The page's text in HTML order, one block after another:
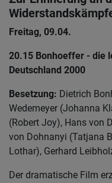
Freitag, 09.04.
20.15 Bonhoeffer - die
Deutschland 2000
Besetzung: Dietrich
Wedemeyer (Johanna
(Robert Joy), Hans von
von Dohnanyi (Tatjana
Lothar), Gerhard
Der dramatische Film